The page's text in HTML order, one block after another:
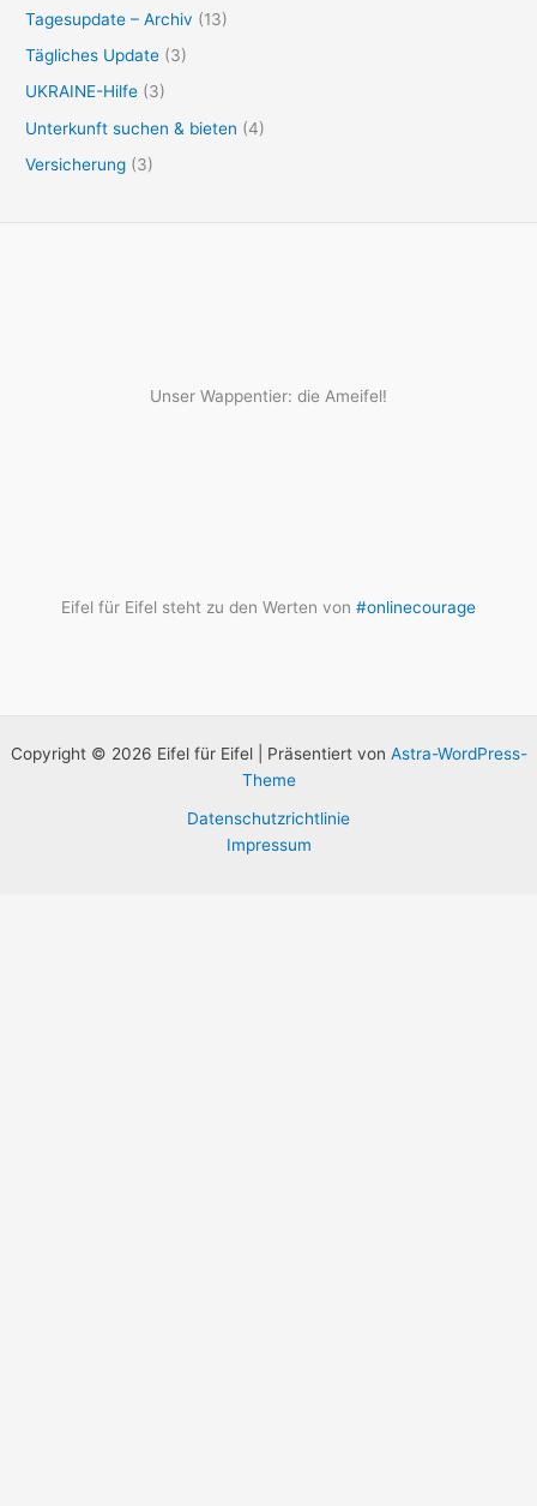
Tagesupdate – Archiv (13)
Tägliches Update (3)
UKRAINE-Hilfe (3)
Unterkunft suchen & bieten (4)
Versicherung (3)
Unser Wappentier: die Ameifel!
Eifel für Eifel steht zu den Werten von #onlinecourage
Copyright © 2026 Eifel für Eifel | Präsentiert von Astra-WordPress-
Theme
Datenschutzrichtlinie
Impressum